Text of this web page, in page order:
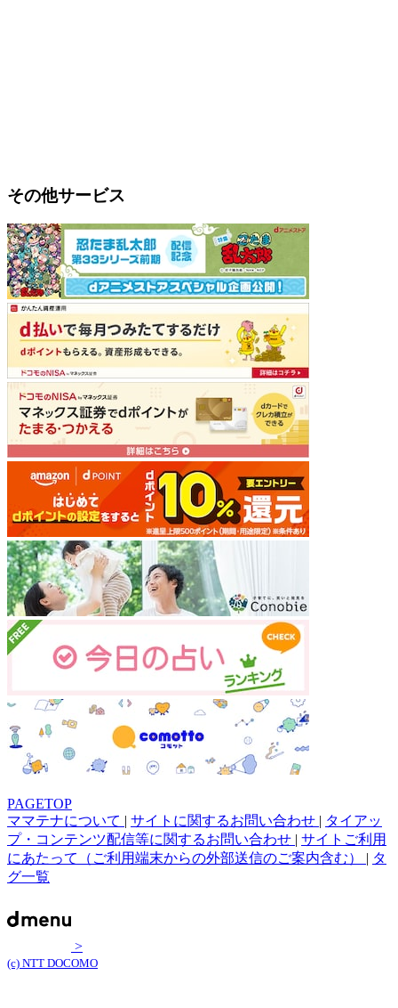
その他サービス
PAGETOP
ママテナについて | サイトに関するお問い合わせ | タイアッ
プ・コンテンツ配信等に関するお問い合わせ | サイトご利用
にあたって（ご利用端末からの外部送信のご案内含む） | タ
グ一覧
>
(c) NTT DOCOMO